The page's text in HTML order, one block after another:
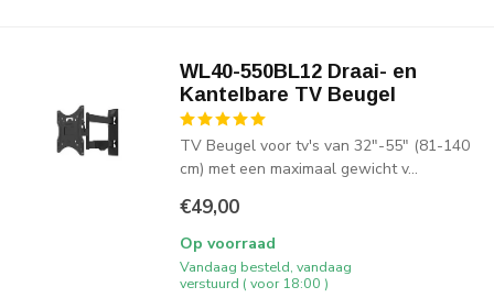
WL40-550BL12 Draai- en
Kantelbare TV Beugel
TV Beugel voor tv's van 32"-55" (81-140
cm) met een maximaal gewicht v...
€49,00
Op voorraad
Vandaag besteld, vandaag
verstuurd ( voor 18:00 )